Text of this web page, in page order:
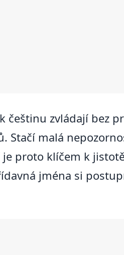
češtinu zvládají bez
Stačí malá
proto klíčem k
jména si